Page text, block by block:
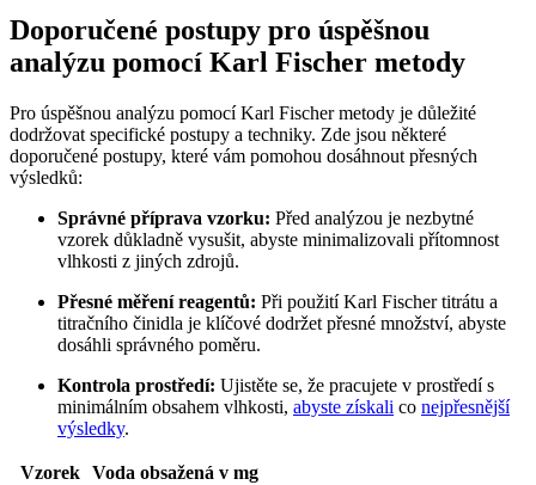
Doporučené postupy pro úspěšnou
analýzu pomocí Karl Fischer metody
Pro úspěšnou analýzu pomocí Karl Fischer metody je důležité
dodržovat specifické postupy a techniky. Zde jsou některé
doporučené postupy, které vám pomohou dosáhnout přesných
výsledků:
Správné příprava vzorku: Před analýzou je nezbytné
vzorek důkladně vysušit, abyste minimalizovali přítomnost
vlhkosti z jiných zdrojů.
Přesné měření reagentů: Při použití Karl Fischer titrátu a
titračního činidla je klíčové dodržet přesné množství, abyste
dosáhli správného poměru.
Kontrola prostředí: Ujistěte se, že pracujete v prostředí s
minimálním obsahem vlhkosti, abyste získali co nejpřesnější
výsledky.
Vzorek Voda obsažená v mg